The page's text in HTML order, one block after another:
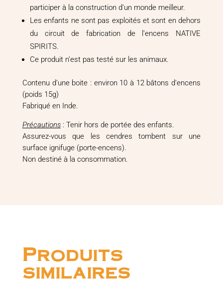
participer à la construction d’un monde meilleur.
Les enfants ne sont pas exploités et sont en dehors
du circuit de fabrication de l’encens NATIVE
SPIRITS.
Ce produit n’est pas testé sur les animaux.
Contenu d’une boite : environ 10 à 12 bâtons d’encens
(poids 15g)
Fabriqué en Inde.
Précautions: Tenir hors de portée des enfants.
Assurez-vous que les cendres tombent sur une
surface ignifuge (porte-encens).
Non destiné à la consommation.
Produits
similaires